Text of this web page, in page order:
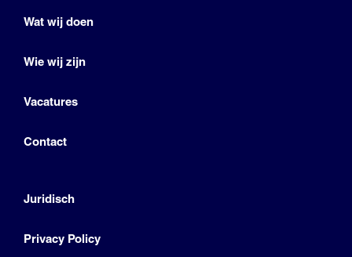
Wat wij doen
Wie wij zijn
Vacatures
Contact
Juridisch
Privacy Policy